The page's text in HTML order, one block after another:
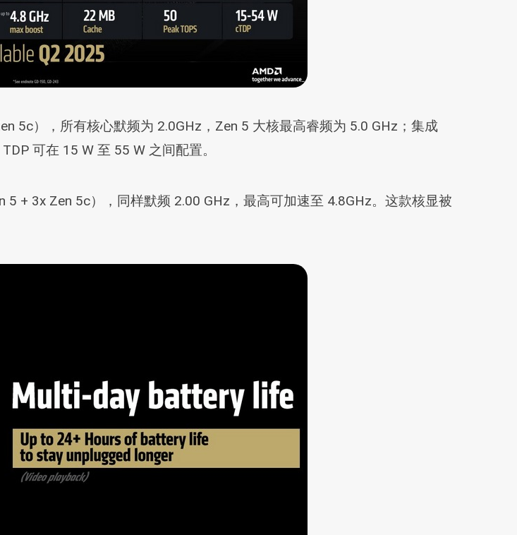
5c），所有核心默频为 2.0GHz，Zen 5 大核最高睿频为 5.0 GHz；集成
可在 15 W 至 55 W 之间配置。
+ 3x Zen 5c），同样默频 2.00 GHz，最高可加速至 4.8GHz。这款核显被